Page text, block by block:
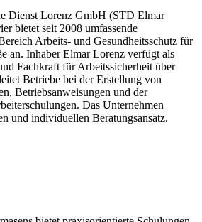
Dienst Lorenz GmbH (STD Elmar
bietet seit 2008 umfassende
Arbeits- und Gesundheitsschutz für
an. Inhaber Elmar Lorenz verfügt als
Fachkraft für Arbeitssicherheit über
Betriebe bei der Erstellung von
Betriebsanweisungen und der
Das Unternehmen
und individuellen Beratungsansatz.